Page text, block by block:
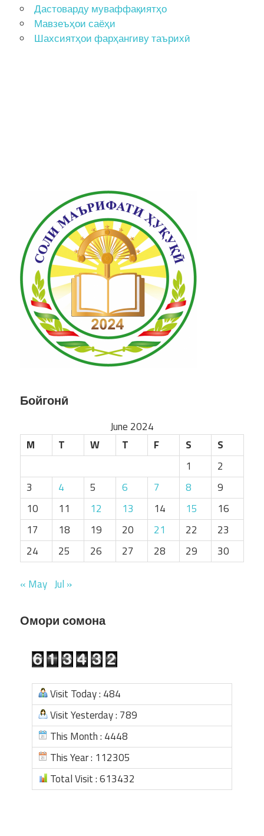
Дастоварду муваффақиятҳо
Мавзеъҳои саёҳи
Шахсиятҳои фарҳангиву таърихӣ
Бойгонӣ
June 2024
M
T W T F S
S
1
2
3
4 5 6 7 8
9
10
11 12 13 14 15
16
17
18 19 20 21 22
23
24
25 26 27 28 29 30
« May Jul »
Омори сомона
Visit Today : 484
Visit Yesterday : 789
This Month : 4448
This Year : 112305
Total Visit : 613432